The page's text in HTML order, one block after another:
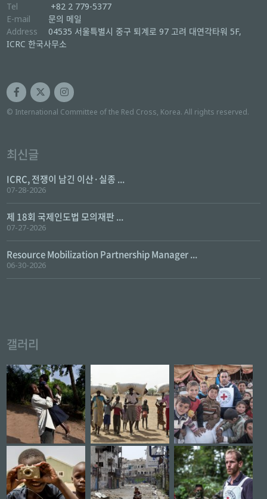
Tel
+82 2 779-5377
E-mail
문의 메일
Address
04535 서울특별시 중구 퇴계로 97 고려 대연각타워 5F,
ICRC 한국사무소
© International Committee of the Red Cross, Korea. All rights reserved.
최신글
ICRC, 전쟁이 남긴 이산·실종 ...
07-28-2026
제 18회 국제인도법 모의재판 ...
07-27-2026
Resource Mobilization Partnership Manager ...
06-30-2026
갤러리